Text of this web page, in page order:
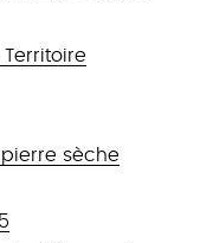
Territoire
sèche